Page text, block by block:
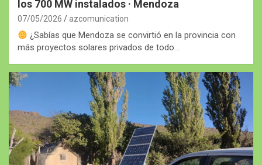
los 700 MW instalados · Mendoza
07/05/2026 azcomunication
¿Sabías que Mendoza se convirtió en la provincia con
más proyectos solares privados de todo…